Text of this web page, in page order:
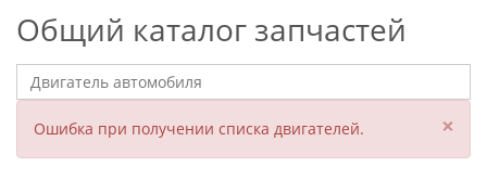
Общий каталог запчастей
Ошибка при получении списка двигателей. ×